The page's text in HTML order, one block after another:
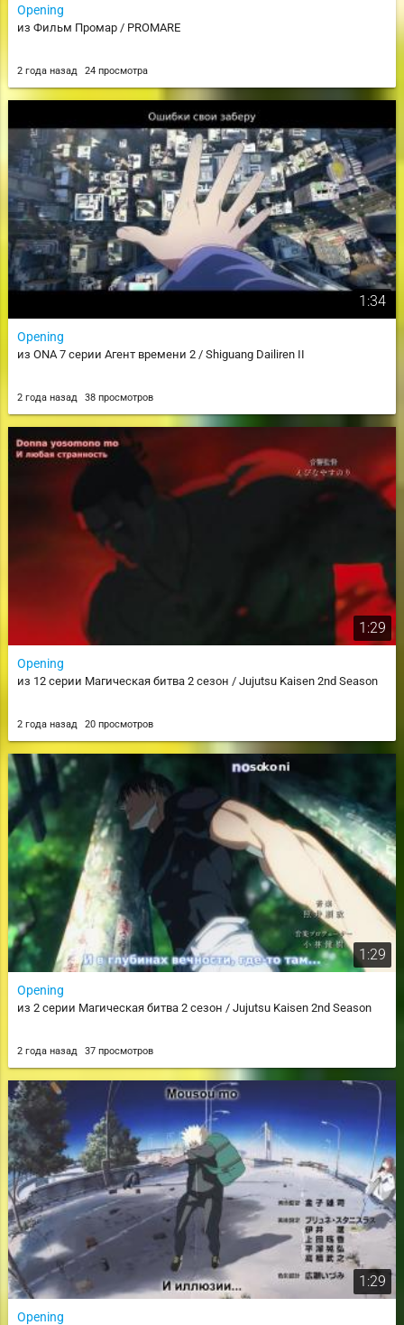
Opening
из Фильм Промар / PROMARE
2 года назад 24 просмотра
1:34
Opening
из ONA 7 серии Агент времени 2 / Shiguang Dailiren II
2 года назад 38 просмотров
1:29
Opening
из 12 серии Магическая битва 2 сезон / Jujutsu Kaisen 2nd Season
2 года назад 20 просмотров
1:29
Opening
из 2 серии Магическая битва 2 сезон / Jujutsu Kaisen 2nd Season
2 года назад 37 просмотров
1:29
Opening